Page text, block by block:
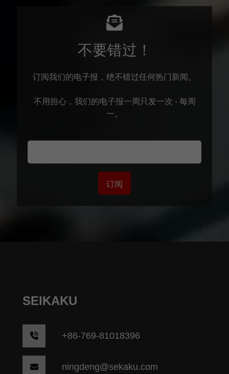
不要错过！
订阅我们的电子报，绝不错过任何热门新闻。
不用担心，我们的电子报一周只发一次 - 每周
一。
订阅
SEIKAKU
+86-769-81018396
ningdeng@sekaku.com